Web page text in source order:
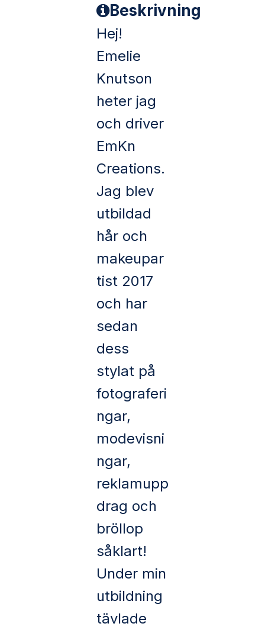
Beskrivning
Hej!
Emelie
Knutson
heter jag
och driver
EmKn
Creations.
Jag blev
utbildad
hår och
makeupar
tist 2017
och har
sedan
dess
stylat på
fotograferi
ngar,
modevisni
ngar,
reklamupp
drag och
bröllop
såklart!
Under min
utbildning
tävlade